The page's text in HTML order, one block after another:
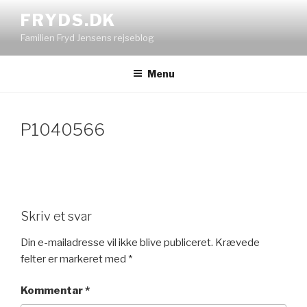
indhold
FRYDS.DK
Familien Fryd Jensens rejseblog
Menu
P1040566
Skriv et svar
Din e-mailadresse vil ikke blive publiceret. Krævede
felter er markeret med *
Kommentar*